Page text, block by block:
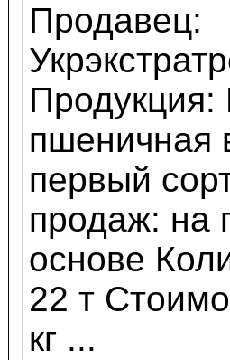
Продавец:
Продукция:
пшеничная
первый
продаж: на
основе
22 т
кг ...